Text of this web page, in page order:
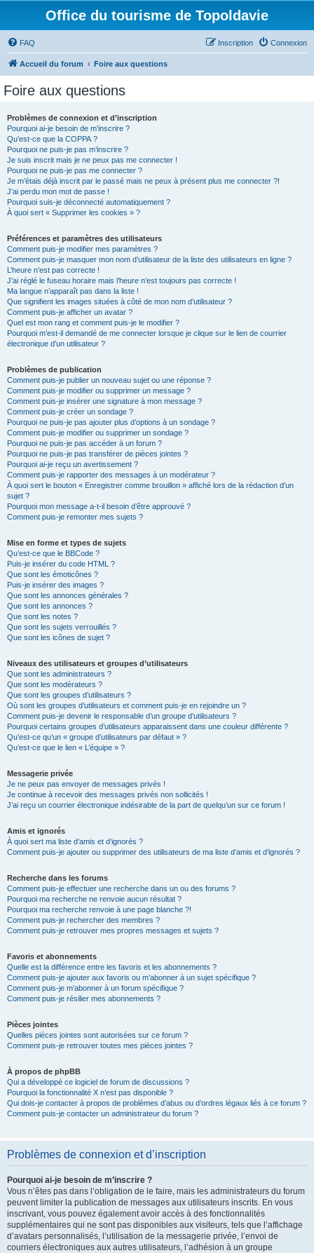
Office du tourisme de Topoldavie
FAQ Connexion
Inscription
Accueil du forum Foire aux questions
Foire aux questions
Problèmes de connexion et d’inscription
Pourquoi ai-je besoin de m’inscrire ?
Qu’est-ce que la COPPA ?
Pourquoi ne puis-je pas m’inscrire ?
Je suis inscrit mais je ne peux pas me connecter !
Pourquoi ne puis-je pas me connecter ?
Je m’étais déjà inscrit par le passé mais ne peux à présent plus me connecter ?!
J’ai perdu mon mot de passe !
Pourquoi suis-je déconnecté automatiquement ?
À quoi sert « Supprimer les cookies » ?
Préférences et paramètres des utilisateurs
Comment puis-je modifier mes paramètres ?
Comment puis-je masquer mon nom d’utilisateur de la liste des utilisateurs en ligne ?
L’heure n’est pas correcte !
J’ai réglé le fuseau horaire mais l’heure n’est toujours pas correcte !
Ma langue n’apparaît pas dans la liste !
Que signifient les images situées à côté de mon nom d’utilisateur ?
Comment puis-je afficher un avatar ?
Quel est mon rang et comment puis-je le modifier ?
Pourquoi m’est-il demandé de me connecter lorsque je clique sur le lien de courrier
électronique d’un utilisateur ?
Problèmes de publication
Comment puis-je publier un nouveau sujet ou une réponse ?
Comment puis-je modifier ou supprimer un message ?
Comment puis-je insérer une signature à mon message ?
Comment puis-je créer un sondage ?
Pourquoi ne puis-je pas ajouter plus d’options à un sondage ?
Comment puis-je modifier ou supprimer un sondage ?
Pourquoi ne puis-je pas accéder à un forum ?
Pourquoi ne puis-je pas transférer de pièces jointes ?
Pourquoi ai-je reçu un avertissement ?
Comment puis-je rapporter des messages à un modérateur ?
À quoi sert le bouton « Enregistrer comme brouillon » affiché lors de la rédaction d’un
sujet ?
Pourquoi mon message a-t-il besoin d’être approuvé ?
Comment puis-je remonter mes sujets ?
Mise en forme et types de sujets
Qu’est-ce que le BBCode ?
Puis-je insérer du code HTML ?
Que sont les émoticônes ?
Puis-je insérer des images ?
Que sont les annonces générales ?
Que sont les annonces ?
Que sont les notes ?
Que sont les sujets verrouillés ?
Que sont les icônes de sujet ?
Niveaux des utilisateurs et groupes d’utilisateurs
Que sont les administrateurs ?
Que sont les modérateurs ?
Que sont les groupes d’utilisateurs ?
Où sont les groupes d’utilisateurs et comment puis-je en rejoindre un ?
Comment puis-je devenir le responsable d’un groupe d’utilisateurs ?
Pourquoi certains groupes d’utilisateurs apparaissent dans une couleur différente ?
Qu’est-ce qu’un « groupe d’utilisateurs par défaut » ?
Qu’est-ce que le lien « L’équipe » ?
Messagerie privée
Je ne peux pas envoyer de messages privés !
Je continue à recevoir des messages privés non sollicités !
J’ai reçu un courrier électronique indésirable de la part de quelqu’un sur ce forum !
Amis et ignorés
À quoi sert ma liste d’amis et d’ignorés ?
Comment puis-je ajouter ou supprimer des utilisateurs de ma liste d’amis et d’ignorés ?
Recherche dans les forums
Comment puis-je effectuer une recherche dans un ou des forums ?
Pourquoi ma recherche ne renvoie aucun résultat ?
Pourquoi ma recherche renvoie à une page blanche ?!
Comment puis-je rechercher des membres ?
Comment puis-je retrouver mes propres messages et sujets ?
Favoris et abonnements
Quelle est la différence entre les favoris et les abonnements ?
Comment puis-je ajouter aux favoris ou m’abonner à un sujet spécifique ?
Comment puis-je m’abonner à un forum spécifique ?
Comment puis-je résilier mes abonnements ?
Pièces jointes
Quelles pièces jointes sont autorisées sur ce forum ?
Comment puis-je retrouver toutes mes pièces jointes ?
À propos de phpBB
Qui a développé ce logiciel de forum de discussions ?
Pourquoi la fonctionnalité X n’est pas disponible ?
Qui dois-je contacter à propos de problèmes d’abus ou d’ordres légaux liés à ce forum ?
Comment puis-je contacter un administrateur du forum ?
Problèmes de connexion et d’inscription
Pourquoi ai-je besoin de m’inscrire ?
Vous n’êtes pas dans l’obligation de le faire, mais les administrateurs du forum
peuvent limiter la publication de messages aux utilisateurs inscrits. En vous
inscrivant, vous pouvez également avoir accès à des fonctionnalités
supplémentaires qui ne sont pas disponibles aux visiteurs, tels que l’affichage
d’avatars personnalisés, l’utilisation de la messagerie privée, l’envoi de
courriers électroniques aux autres utilisateurs, l’adhésion à un groupe